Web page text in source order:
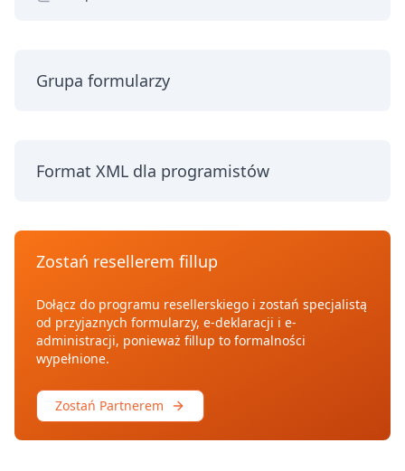
Grupa formularzy
Format XML dla programistów
Zostań resellerem fillup
Dołącz do programu resellerskiego i zostań specjalistą
od przyjaznych formularzy, e-deklaracji i e-
administracji, ponieważ fillup to formalności
wypełnione.
Zostań Partnerem